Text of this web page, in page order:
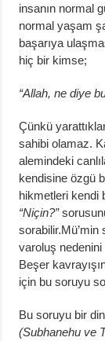
insanın normal
normal yaşam
başarıya
hiç bir kimse;
“Allah, ne diye
Çünkü
sahibi olamaz.
alemindeki
kendisine özgü
hikmetleri kendi
“Niçin?”
varoluş nedenini
Beşer
için bu soruyu
Bu soruyu bir
(Subhanehu ve